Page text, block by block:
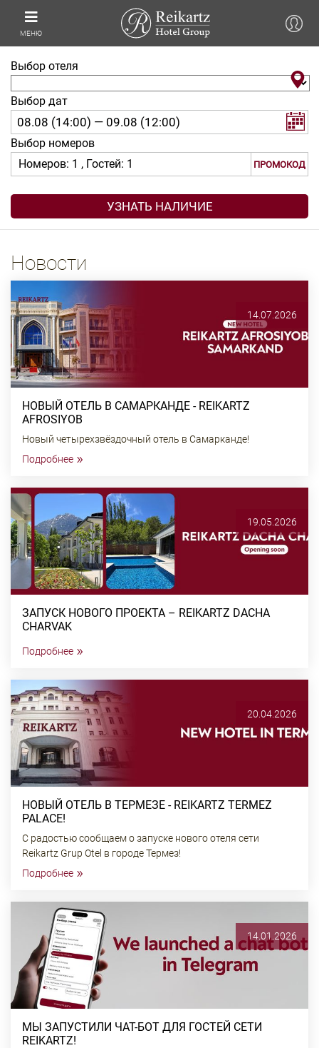
МЕНЮ
Выбор отеля
Выбор дат
Выбор номеров
Номеров: 1 , Гостей: 1 ПРОМОКОД
Новости
14.07.2026
НОВЫЙ ОТЕЛЬ В САМАРКАНДЕ - REIKARTZ
AFROSIYOB
Новый четырехзвёздочный отель в Самарканде!
Подробнее »
19.05.2026
ЗАПУСК НОВОГО ПРОЕКТА – REIKARTZ DACHA
CHARVAK
Подробнее »
20.04.2026
НОВЫЙ ОТЕЛЬ В ТЕРМЕЗЕ - REIKARTZ TERMEZ
PALACE!
С радостью сообщаем о запуске нового отеля сети
Reikartz Grup Otel в городе Термез!
Подробнее »
14.01.2026
МЫ ЗАПУСТИЛИ ЧАТ-БОТ ДЛЯ ГОСТЕЙ СЕТИ
REIKARTZ!